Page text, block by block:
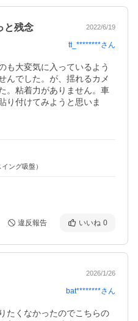
と残念 2022/6/19
tt_********さん
も大変気に入っているよう
んでした。が、揺れるカメ
。粘着力がありません。車
り付けてみようと思いま
ング吸盤）
違反報告 いいね 0
2026/1/26
bat********さん
たくなかったのでこちらの